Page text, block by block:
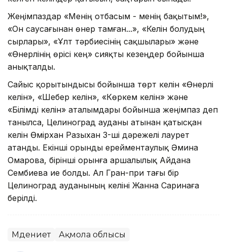
Жеңімпаздар «Менің отбасым - менің бақытым!»,
«Он саусағынан өнер тамған...», «Келін болудың
сырлары», «Ұлт тәрбиесінің сақшылары» және
«Өнерлінің өрісі кең» сияқты кезеңдер бойынша
анықталды.
Сайыс қорытындысы бойынша төрт келін «Өнерлі
келін», «Шебер келін», «Көркем келін» және
«Білімді келін» аталымдары бойынша жеңімпаз деп
танылса, Целиноград ауданы атынан қатысқан
келін Өмірхан Разыхан 3-ші дәрежелі лаурет
атанды. Екінші орынды ерейментаулық Әмина
Омарова, бірінші орынға аршалылық Айдана
Сембиева ие болды. Ал Гран-при тағы бір
Целиноград ауданының келіні Жанна Саринаға
берілді.
Мәдениет Ақмола облысы